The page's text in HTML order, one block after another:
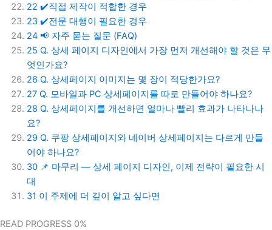
22 ✔️직접 제작이 적합한 경우
23 ✔️전문 대행이 필요한 경우
24 📢 자주 묻는 질문 (FAQ)
25 Q. 상세 페이지 디자인에서 가장 먼저 개선해야 할 것은 무
엇인가요?
26 Q. 상세페이지 이미지는 몇 장이 적당한가요?
27 Q. 모바일과 PC 상세페이지를 따로 만들어야 하나요?
28 Q. 상세페이지를 개선하면 얼마나 빨리 효과가 나타나나
요?
29 Q. 쿠팡 상세페이지와 네이버 상세페이지는 다르게 만들
어야 하나요?
30 📌 마무리 — 상세 페이지 디자인, 이제 전략이 필요한 시
대
31 이 주제에 더 깊이 알고 싶다면
READ PROGRESS 0%